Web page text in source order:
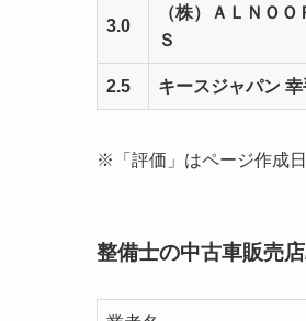
3.0
（株）ＡＬＮＯ
Ｓ
2.5 キースジャパン
※「評価」はページ作成
整備士の中古車販売